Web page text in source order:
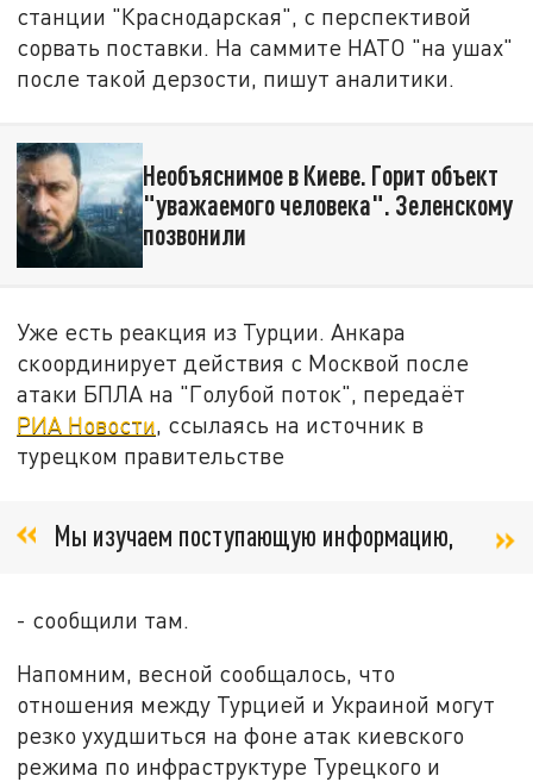
станции "Краснодарская", с перспективой
сорвать поставки. На саммите НАТО "на ушах"
после такой дерзости, пишут аналитики.
Необъяснимое в Киеве. Горит объект
"уважаемого человека". Зеленскому
позвонили
Уже есть реакция из Турции. Анкара
скоординирует действия с Москвой после
атаки БПЛА на "Голубой поток", передаёт
РИА Новости, ссылаясь на источник в
турецком правительстве
Мы изучаем поступающую информацию,
- сообщили там.
Напомним, весной сообщалось, что
отношения между Турцией и Украиной могут
резко ухудшиться на фоне атак киевского
режима по инфраструктуре Турецкого и